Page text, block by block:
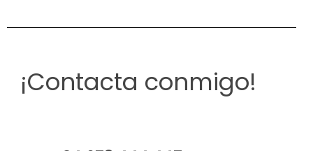
¡Contacta conmigo!